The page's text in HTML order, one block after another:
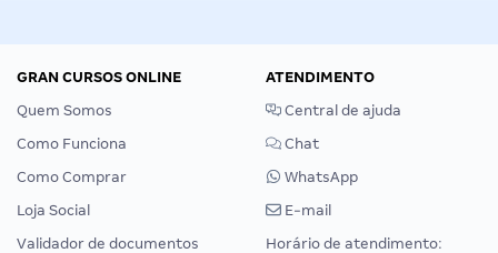
GRAN CURSOS ONLINE
Quem Somos
Como Funciona
Como Comprar
Loja Social
Validador de documentos
ATENDIMENTO
Central de ajuda
Chat
WhatsApp
E-mail
Horário de atendimento: